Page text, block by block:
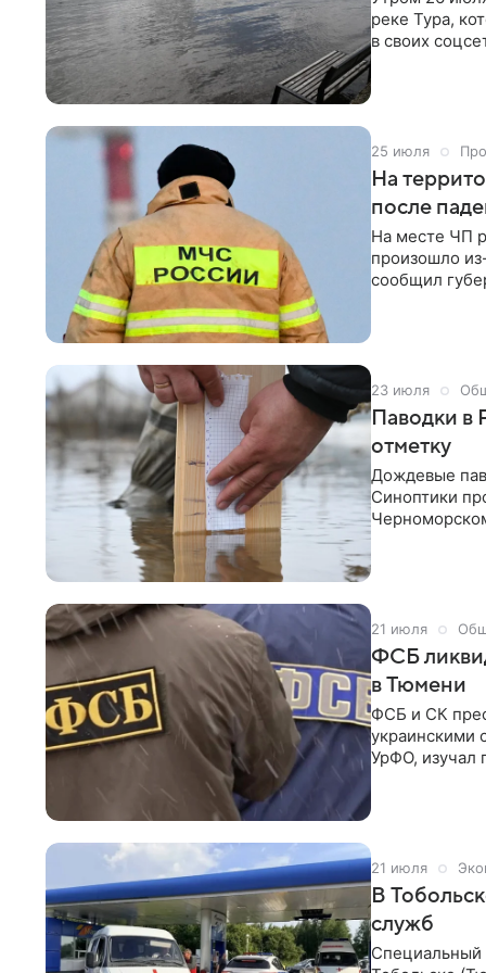
реке Тура,
в своих
25 июля
На
после
На месте ЧП
произошло
сообщил
23 июля
Паводки в
отметку
Дождевые
Синоптики
21 июля
ФСБ
в Тюмени
ФСБ и СК
украинскими
УрФО, изучал
21 июля
В
служб
Специальный